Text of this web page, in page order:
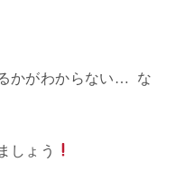
かがわからない… な
しょう